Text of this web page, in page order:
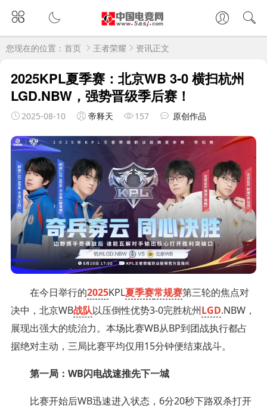
您现在的位置： 首页 王者荣耀 资讯正文
2025KPL夏季赛：北京WB 3-0 横扫杭州
LGD.NBW，强势晋级季后赛！
2025-08-10 帝释天 157 原创作品
在今日举行的2025KPL夏季赛常规赛第三轮的焦点对
决中，北京WB战队以压倒性优势3-0完胜杭州LGD.NBW，
展现出强大的统治力。本场比赛WB从BP到团战执行都占
据绝对主动，三局比赛平均仅用15分钟便结束战斗。
第一局：WB闪电战速推先下一城
比赛开始后WB迅速进入状态，6分20秒下路双杀打开